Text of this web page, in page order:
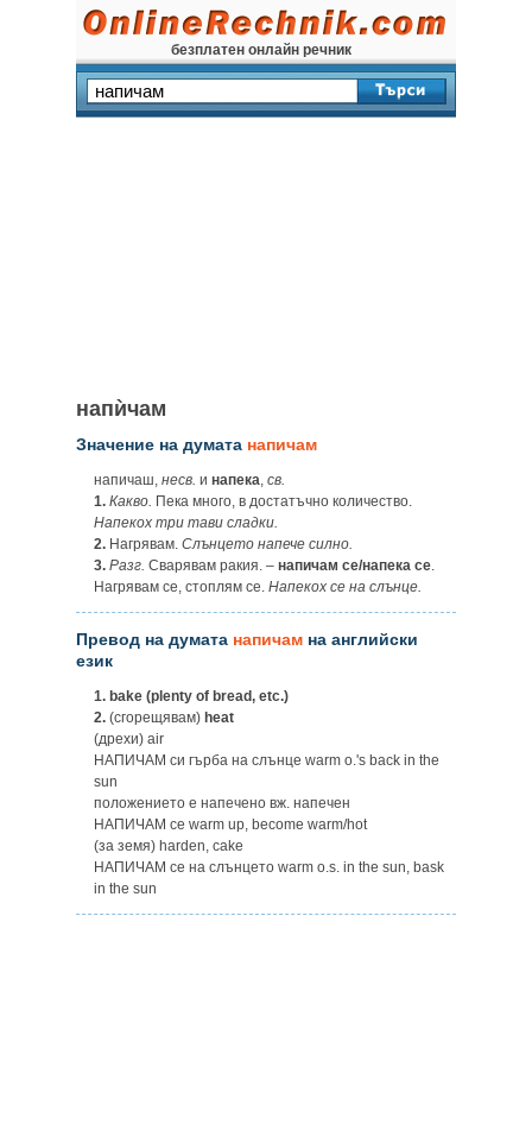
безплатен онлайн речник
напѝчам
Значение на думата напичам
напичаш, несв. и напека, св.
1. Какво. Пека много, в достатъчно количество.
Напекох три тави сладки.
2. Нагрявам. Слънцето напече силно.
3. Разг. Сварявам ракия. – напичам се/напека се.
Нагрявам се, стоплям се. Напекох се на слънце.
Превод на думата напичам на английски
език
1. bake (plenty of bread, etc.)
2. (сгорещявам) heat
(дрехи) air
НАПИЧАМ си гърба на слънце warm o.'s back in the
sun
положението е напечено вж. напечен
НАПИЧАМ се warm up, become warm/hot
(за земя) harden, cake
НАПИЧАМ се на слънцето warm o.s. in the sun, bask
in the sun